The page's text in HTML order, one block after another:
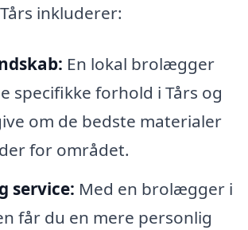
inkluderer:
En lokal brolægger
specifikke forhold i Tårs og
om de bedste materialer
for området.
service: Med en brolægger i
får du en mere personlig